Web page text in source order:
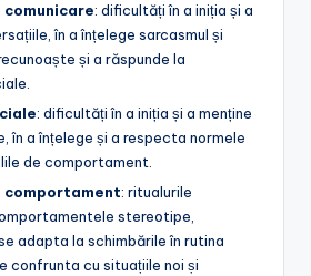
comunicare: dificultăți în a iniția și a
în a înțelege sarcasmul și
și a răspunde la
: dificultăți în a iniția și a menține
în a înțelege și a respecta normele
de comportament.
comportament: ritualurile
stereotipe,
adapta la schimbările în rutina
confrunta cu situațiile noi și